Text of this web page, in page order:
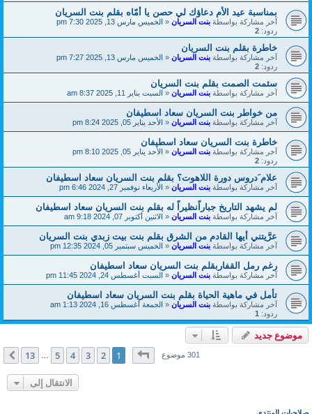
بمناسبة عيد الأم دعاؤك لي حصن يا أمّاه بقلم بنت السريان
آخر مشاركة بواسطةبنت السريان«الخميس مارس 13, 2025 7:30 pm
ردود: 2
خاطرة بقلم بنت السريان
آخر مشاركة بواسطةبنت السريان«الخميس مارس 13, 2025 7:27 pm
ردود: 2
سئمت الصمت بقلم بنت السريان
آخر مشاركة بواسطةبنت السريان«السبت يناير 11, 2025 8:37 am
من خواطر بنت السريان سعاد اسطيفان
آخر مشاركة بواسطةبنت السريان«الأحد يناير 05, 2025 8:24 pm
خاطرة بنت السريان سعاد اسطيفان
آخر مشاركة بواسطةبنت السريان«الأحد يناير 05, 2025 8:10 pm
ردود: 2
علام َدروس دورة اللاهوت؟ بقلم بنت السريان سعاد اسطيفان
آخر مشاركة بواسطةبنت السريان«الأربعاء نوفمبر 27, 2024 6:46 pm
لم يشهد التاريخ جباراًنظيراً له بقلم بنت السريان سعاد اسطيفان
آخر مشاركة بواسطةبنت السريان«الاثنين أكتوبر 07, 2024 9:18 am
عرَّيتني أيها القادم من الشرق بقلم بنت بيت زبدي بنت السريان
آخر مشاركة بواسطةبنت السريان«الخميس سبتمبر 05, 2024 12:35 pm
رغم رمل القفاربقلم بنت السريان سعاد اسطيفان
آخر مشاركة بواسطةبنت السريان«السبت أغسطس 24, 2024 11:45 pm
تأمل في ماهية الحياة بقلم بنت السريان سعاد اسطيفان
آخر مشاركة بواسطةبنت السريان«الجمعة أغسطس 16, 2024 1:13 am
ردود: 1
موضوع جديد
301 موضوعصفحة1من13
1
2
3
4
5
13 التالي
الانتقال إلى